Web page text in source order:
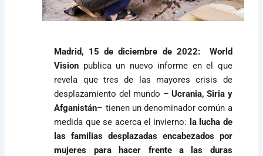
Madrid, 15 de diciembre de 2022:
World
Vision publica un nuevo informe en el que
revela que tres de las mayores crisis de
desplazamiento del mundo – Ucrania, Siria y
Afganistán– tienen un denominador común a
medida que se acerca el invierno: la lucha de
las familias desplazadas encabezados por
mujeres para hacer frente a las duras